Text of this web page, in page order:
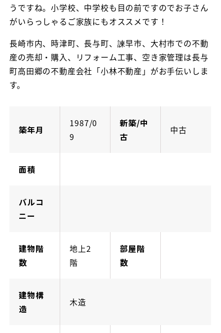
うですね。小学校、中学校も目の前ですのでお子さん
がいらっしゃるご家族にもオススメです！
長崎市内、時津町、長与町、諫早市、大村市での不動
産の売却・購入、リフォーム工事、空き家管理は長与
町高田郷の不動産会社「小林不動産」がお手伝いしま
す。
築年月
1987/0
9
新築/中
古
中古
面積
バルコ
ニー
建物階
数
地上2
階
部屋階
数
建物構
造
木造